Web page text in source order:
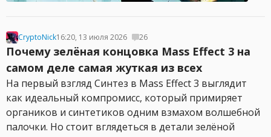
CryptoNick16:20, 13 июля 2026 26
Почему зелёная концовка Mass Effect 3 на
самом деле самая жуткая из всех
На первый взгляд Синтез в Mass Effect 3 выглядит
как идеальный компромисс, который примиряет
органиков и синтетиков одним взмахом волшебной
палочки. Но стоит вглядеться в детали зелёной